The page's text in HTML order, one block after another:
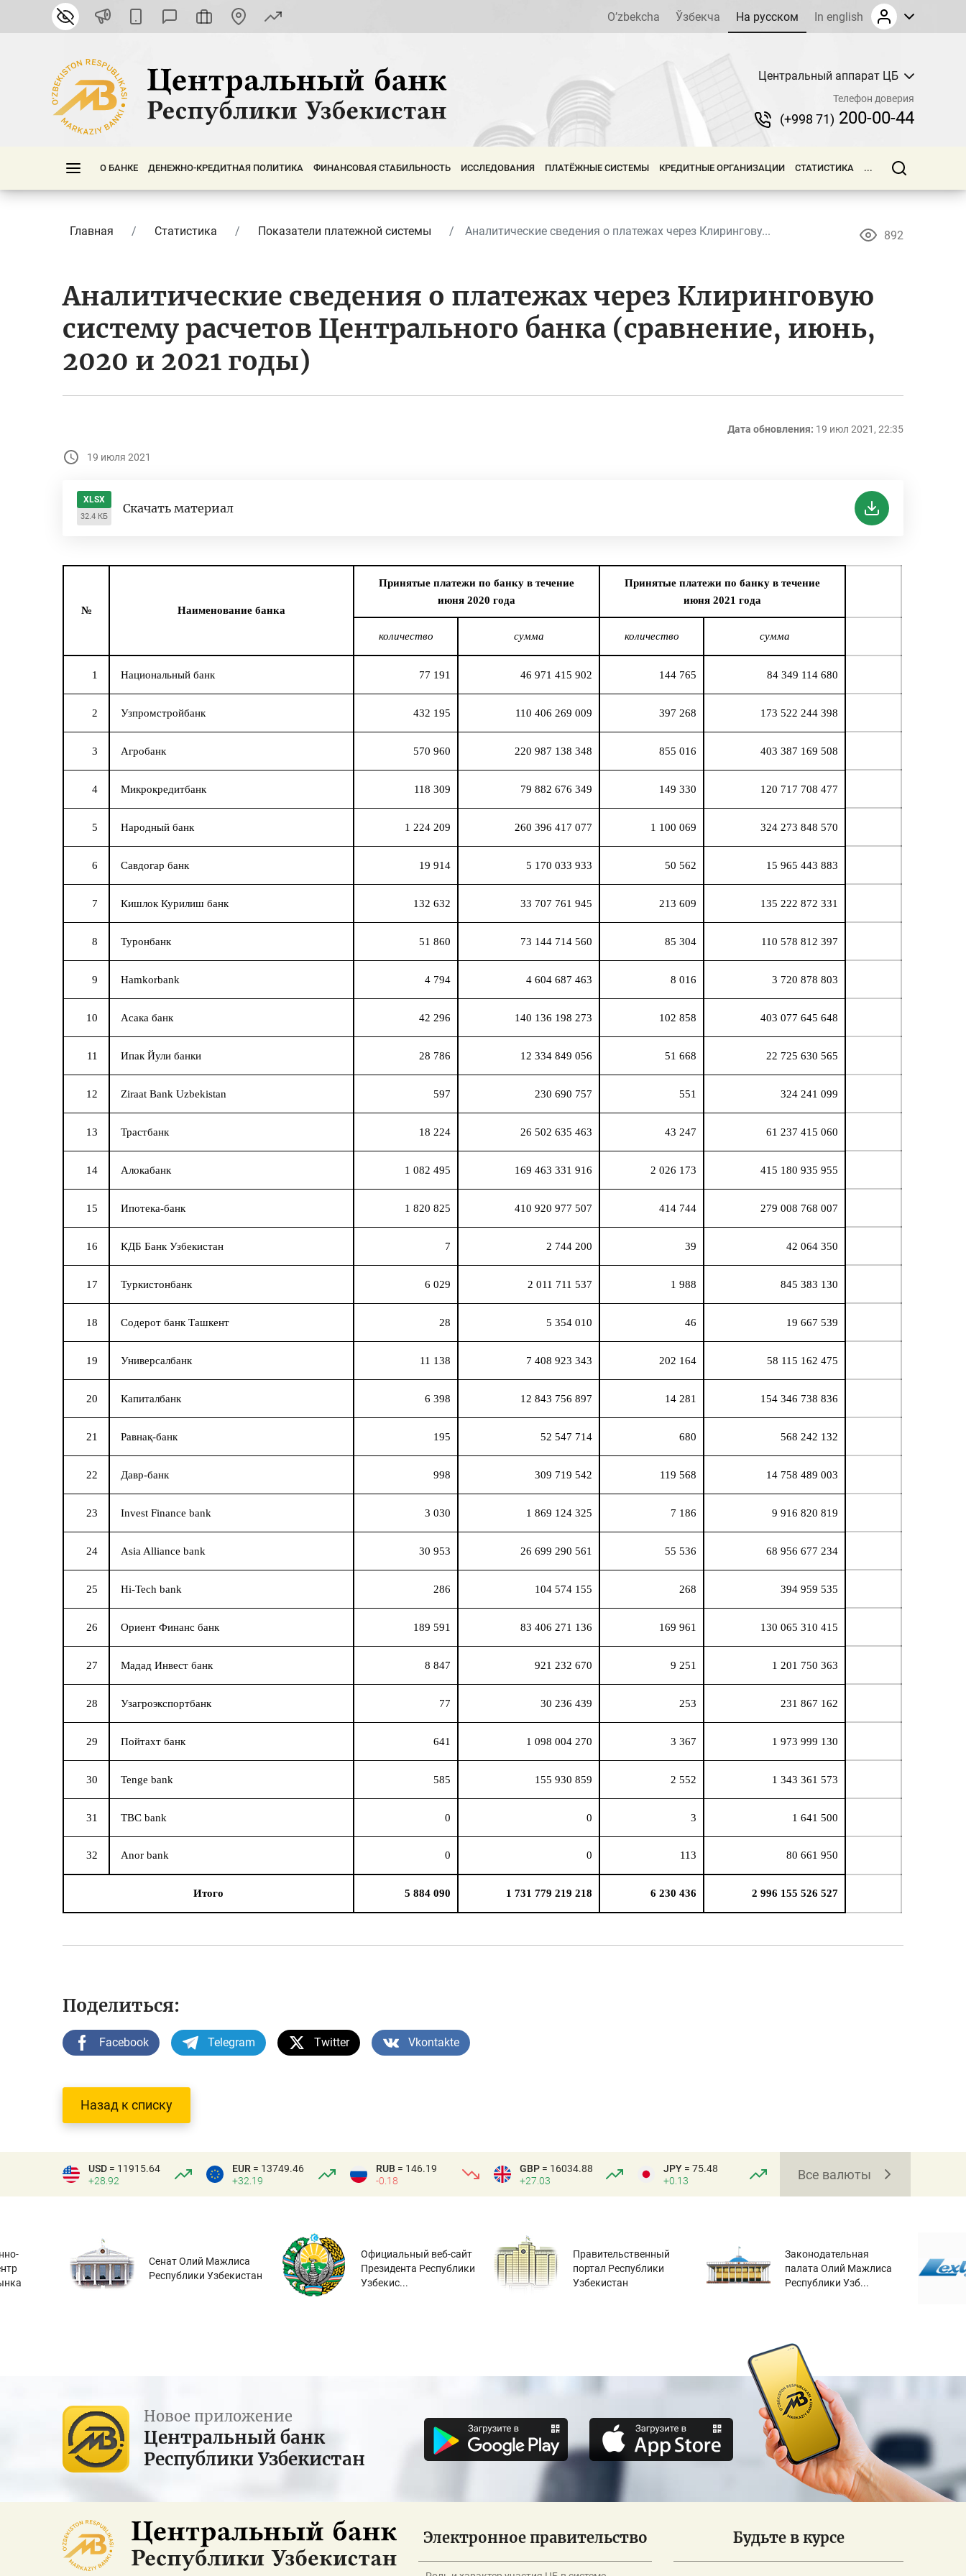
O’zbekcha Ўзбекча На русском In english
Центральный аппарат ЦБ
Телефон доверия
(+998 71) 200-00-44
О БАНКЕ ДЕНЕЖНО-КРЕДИТНАЯ ПОЛИТИКА ФИНАНСОВАЯ СТАБИЛЬНОСТЬ ИССЛЕДОВАНИЯ ПЛАТЁЖНЫЕ СИСТЕМЫ КРЕДИТНЫЕ ОРГАНИЗАЦИИ СТАТИСТИКА ...
Главная Статистика Показатели платежной системы Аналитические сведения о платежах через Клирингову... 892
Аналитические сведения о платежах через Клиринговую
систему расчетов Центрального банка (сравнение, июнь,
2020 и 2021 годы)
Дата обновления: 19 июл 2021, 22:35
19 июля 2021
XLSX
32.4 КБ
Скачать материал
№ Наименование банка
Принятые платежи по банку в течение
июня 2020 года
Принятые платежи по банку в течение
июня 2021 года
количество сумма количество сумма
1 Национальный банк 77 191 46 971 415 902 144 765 84 349 114 680
2 Узпромстройбанк 432 195 110 406 269 009 397 268 173 522 244 398
3 Агробанк 570 960 220 987 138 348 855 016 403 387 169 508
4 Микрокредитбанк 118 309 79 882 676 349 149 330 120 717 708 477
5 Народный банк 1 224 209 260 396 417 077 1 100 069 324 273 848 570
6 Савдогар банк 19 914 5 170 033 933 50 562 15 965 443 883
7 Кишлок Курилиш банк 132 632 33 707 761 945 213 609 135 222 872 331
8 Туронбанк 51 860 73 144 714 560 85 304 110 578 812 397
9 Hamkorbank 4 794 4 604 687 463 8 016 3 720 878 803
10 Асака банк 42 296 140 136 198 273 102 858 403 077 645 648
11 Ипак Йули банки 28 786 12 334 849 056 51 668 22 725 630 565
12 Ziraat Bank Uzbekistan 597 230 690 757 551 324 241 099
13 Трастбанк 18 224 26 502 635 463 43 247 61 237 415 060
14 Алокабанк 1 082 495 169 463 331 916 2 026 173 415 180 935 955
15 Ипотека-банк 1 820 825 410 920 977 507 414 744 279 008 768 007
16 КДБ Банк Узбекистан 7 2 744 200 39 42 064 350
17 Туркистонбанк 6 029 2 011 711 537 1 988 845 383 130
18 Содерот банк Ташкент 28 5 354 010 46 19 667 539
19 Универсалбанк 11 138 7 408 923 343 202 164 58 115 162 475
20 Капиталбанк 6 398 12 843 756 897 14 281 154 346 738 836
21 Равнақ-банк 195 52 547 714 680 568 242 132
22 Давр-банк 998 309 719 542 119 568 14 758 489 003
23 Invest Finance bank 3 030 1 869 124 325 7 186 9 916 820 819
24 Asia Alliance bank 30 953 26 699 290 561 55 536 68 956 677 234
25 Hi-Tech bank 286 104 574 155 268 394 959 535
26 Ориент Финанс банк 189 591 83 406 271 136 169 961 130 065 310 415
27 Мадад Инвест банк 8 847 921 232 670 9 251 1 201 750 363
28 Узагроэкспортбанк 77 30 236 439 253 231 867 162
29 Пойтахт банк 641 1 098 004 270 3 367 1 973 999 130
30 Tenge bank 585 155 930 859 2 552 1 343 361 573
31 TBC bank 0 0 3 1 641 500
32 Anor bank 0 0 113 80 661 950
Итого 5 884 090 1 731 779 219 218 6 230 436 2 996 155 526 527
Поделиться:
Facebook Telegram Twitter Vkontakte
Назад к списку
USD = 11915.64
+28.92
EUR = 13749.46
+32.19
RUB = 146.19
-0.18
GBP = 16034.88
+27.03
JPY = 75.48
+0.13
Все валюты
Сенат Олий Мажлиса
Республики Узбекистан
Официальный веб-сайт
Президента Республики
Узбекис...
Правительственный
портал Республики
Узбекистан
Законодательная
палата Олий Мажлиса
Республики Узб...
Новое приложение
Центральный банк
Республики Узбекистан
Электронное правительство Будьте в курсе